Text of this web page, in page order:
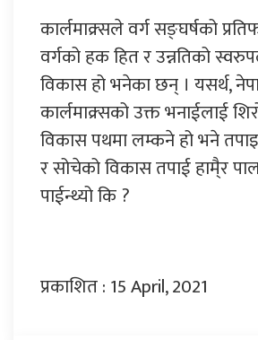
कार्लमाक्र्सले वर्ग सङ्घर्षको
वर्गको हक हित र उन्नतिको
विकास हो भनेका छन् । यसर्थ,
कार्लमाक्र्सको उक्त भनाईलाई
विकास पथमा लम्कने हो भने
र सोचेको विकास तपाई हामै्र
पाईन्थ्यो कि ?
प्रकाशित : 15 April, 2021